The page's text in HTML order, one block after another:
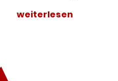
weiterlesen